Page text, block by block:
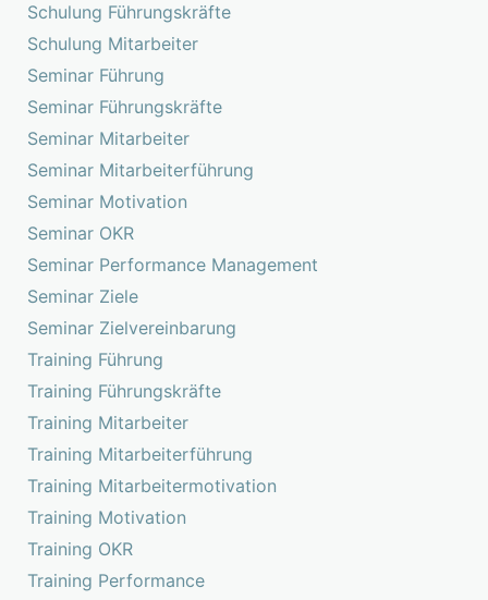
Schulung Führungskräfte
Schulung Mitarbeiter
Seminar Führung
Seminar Führungskräfte
Seminar Mitarbeiter
Seminar Mitarbeiterführung
Seminar Motivation
Seminar OKR
Seminar Performance Management
Seminar Ziele
Seminar Zielvereinbarung
Training Führung
Training Führungskräfte
Training Mitarbeiter
Training Mitarbeiterführung
Training Mitarbeitermotivation
Training Motivation
Training OKR
Training Performance